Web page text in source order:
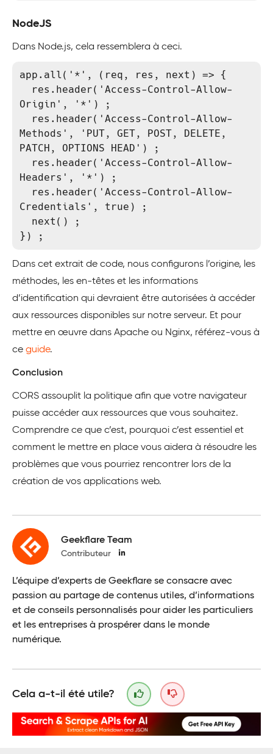
NodeJS
Dans Node.js, cela ressemblera à ceci.
app.all('*', (req, res, next) => {
Origin', '*') ;
Methods', 'PUT, GET, POST, DELETE,
PATCH, OPTIONS HEAD') ;
Headers', '*') ;
Credentials', true) ;
}) ;
Dans cet extrait de code, nous configurons l’origine, les
méthodes, les en-têtes et les informations
d’identification qui devraient être autorisées à accéder
aux ressources disponibles sur notre serveur. Et pour
mettre en œuvre dans Apache ou Nginx, référez-vous à
ce guide.
Conclusion
CORS assouplit la politique afin que votre navigateur
puisse accéder aux ressources que vous souhaitez.
Comprendre ce que c’est, pourquoi c’est essentiel et
comment le mettre en place vous aidera à résoudre les
problèmes que vous pourriez rencontrer lors de la
création de vos applications web.
Geekflare Team
Contributeur
L’équipe d’experts de Geekflare se consacre avec
passion au partage de contenus utiles, d’informations
et de conseils personnalisés pour aider les particuliers
et les entreprises à prospérer dans le monde
numérique.
Cela a-t-il été utile?